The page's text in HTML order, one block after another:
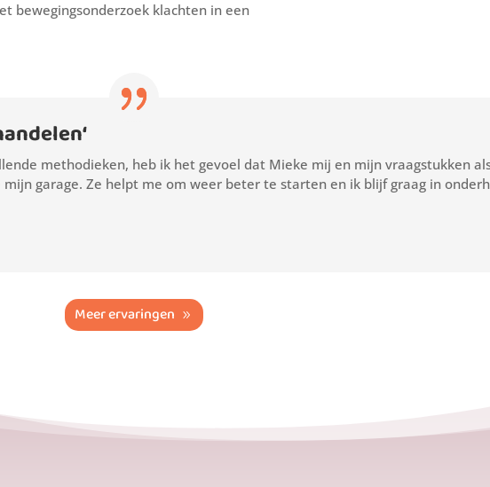
bewegingsonderzoek klachten in een
‘
methodieken, heb ik het gevoel dat Mieke mij en mijn vraagstukken
garage. Ze helpt me om weer beter te starten en ik blijf graag in
Meer ervaringen